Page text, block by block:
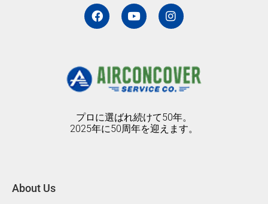
F
a
c
o
o
k
Y
o
u
b
e
I
n
s
g
r
a
プロに選ばれ続けて50年。
2025年に50周年を迎えます。
About Us